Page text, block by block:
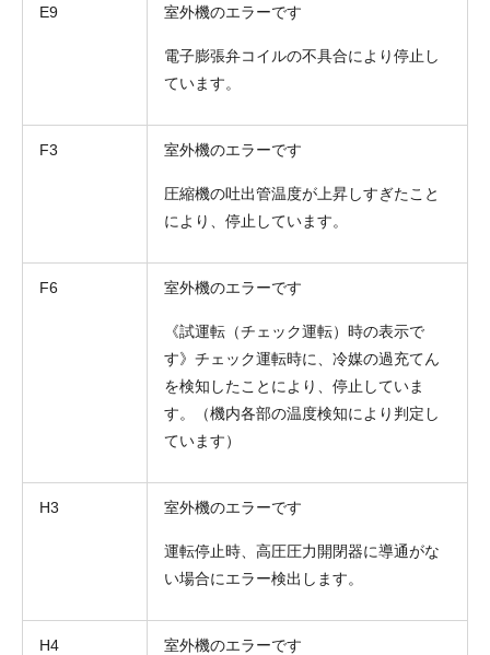
E9 室外機のエラーです
電子膨張弁コイルの不具合により停止し
ています。
F3 室外機のエラーです
圧縮機の吐出管温度が上昇しすぎたこと
により、停止しています。
F6 室外機のエラーです
《試運転（チェック運転）時の表示で
す》チェック運転時に、冷媒の過充てん
を検知したことにより、停止していま
す。（機内各部の温度検知により判定し
ています）
H3 室外機のエラーです
運転停止時、高圧圧力開閉器に導通がな
い場合にエラー検出します。
H4 室外機のエラーです
送信する